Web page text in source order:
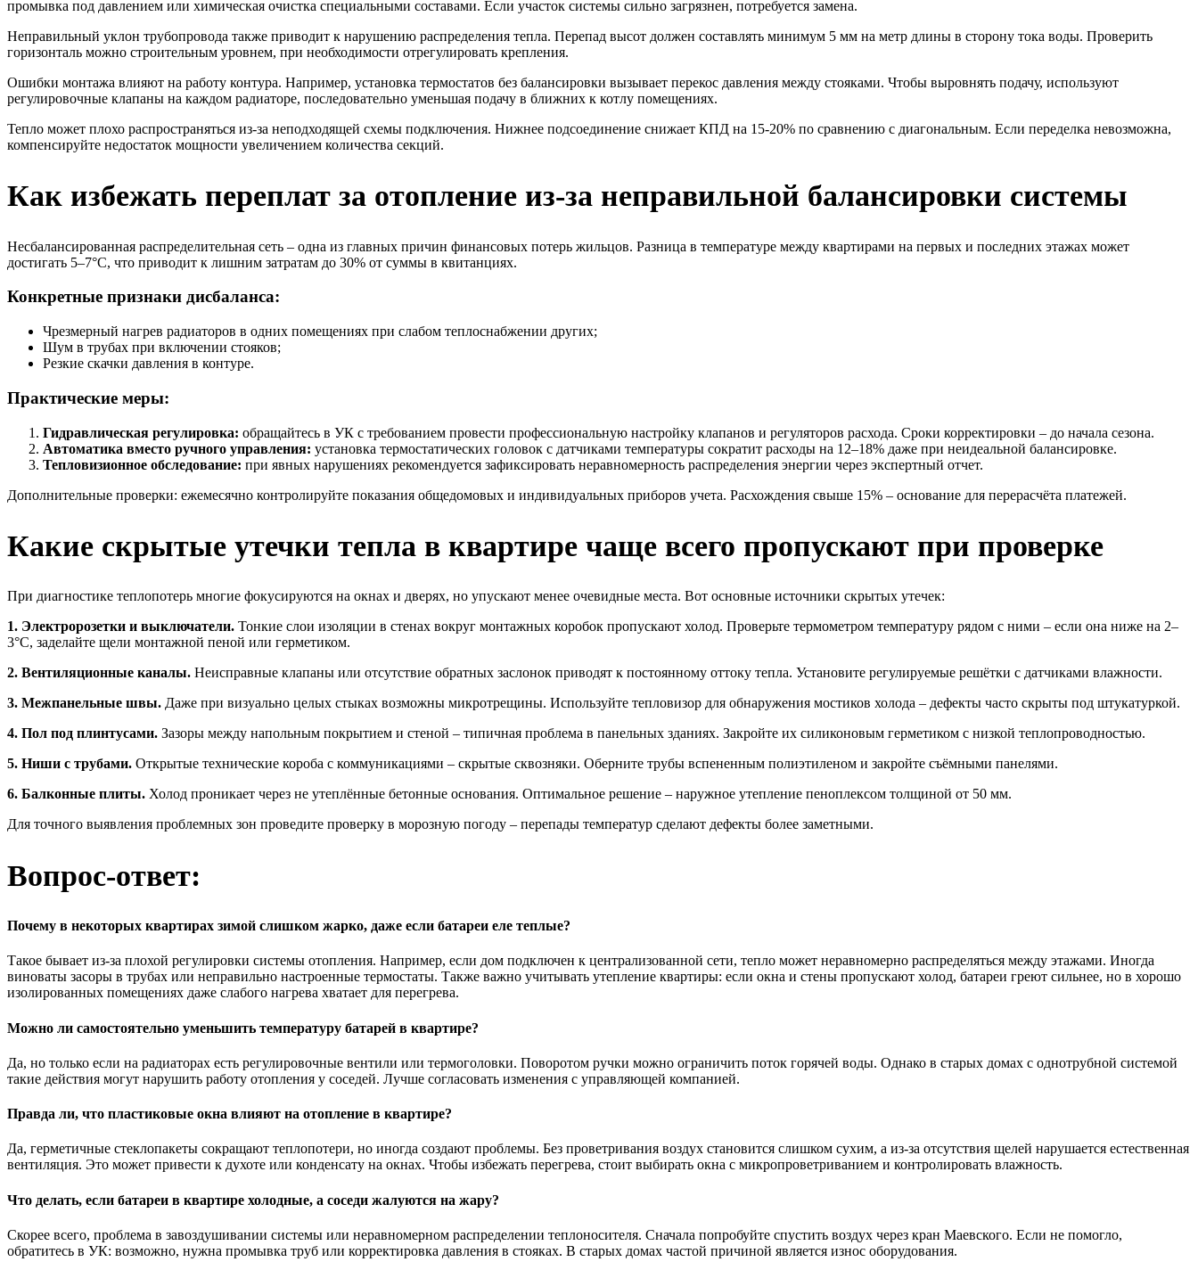
промывка под давлением или химическая очистка специальными составами. Если участок системы сильно загрязнен, потребуется замена.
Неправильный уклон трубопровода также приводит к нарушению распределения тепла. Перепад высот должен составлять минимум 5 мм на метр длины в сторону тока воды. Проверить
горизонталь можно строительным уровнем, при необходимости отрегулировать крепления.
Ошибки монтажа влияют на работу контура. Например, установка термостатов без балансировки вызывает перекос давления между стояками. Чтобы выровнять подачу, используют
регулировочные клапаны на каждом радиаторе, последовательно уменьшая подачу в ближних к котлу помещениях.
Тепло может плохо распространяться из-за неподходящей схемы подключения. Нижнее подсоединение снижает КПД на 15-20% по сравнению с диагональным. Если переделка невозможна,
компенсируйте недостаток мощности увеличением количества секций.
Как избежать переплат за отопление из-за неправильной балансировки системы
Несбалансированная распределительная сеть – одна из главных причин финансовых потерь жильцов. Разница в температуре между квартирами на первых и последних этажах может
достигать 5–7°C, что приводит к лишним затратам до 30% от суммы в квитанциях.
Конкретные признаки дисбаланса:
Чрезмерный нагрев радиаторов в одних помещениях при слабом теплоснабжении других;
Шум в трубах при включении стояков;
Резкие скачки давления в контуре.
Практические меры:
Гидравлическая регулировка: обращайтесь в УК с требованием провести профессиональную настройку клапанов и регуляторов расхода. Сроки корректировки – до начала сезона.
Автоматика вместо ручного управления: установка термостатических головок с датчиками температуры сократит расходы на 12–18% даже при неидеальной балансировке.
Тепловизионное обследование: при явных нарушениях рекомендуется зафиксировать неравномерность распределения энергии через экспертный отчет.
Дополнительные проверки: ежемесячно контролируйте показания общедомовых и индивидуальных приборов учета. Расхождения свыше 15% – основание для перерасчёта платежей.
Какие скрытые утечки тепла в квартире чаще всего пропускают при проверке
При диагностике теплопотерь многие фокусируются на окнах и дверях, но упускают менее очевидные места. Вот основные источники скрытых утечек:
1. Электророзетки и выключатели. Тонкие слои изоляции в стенах вокруг монтажных коробок пропускают холод. Проверьте термометром температуру рядом с ними – если она ниже на 2–
3°C, заделайте щели монтажной пеной или герметиком.
2. Вентиляционные каналы. Неисправные клапаны или отсутствие обратных заслонок приводят к постоянному оттоку тепла. Установите регулируемые решётки с датчиками влажности.
3. Межпанельные швы. Даже при визуально целых стыках возможны микротрещины. Используйте тепловизор для обнаружения мостиков холода – дефекты часто скрыты под штукатуркой.
4. Пол под плинтусами. Зазоры между напольным покрытием и стеной – типичная проблема в панельных зданиях. Закройте их силиконовым герметиком с низкой теплопроводностью.
5. Ниши с трубами. Открытые технические короба с коммуникациями – скрытые сквозняки. Оберните трубы вспененным полиэтиленом и закройте съёмными панелями.
6. Балконные плиты. Холод проникает через не утеплённые бетонные основания. Оптимальное решение – наружное утепление пеноплексом толщиной от 50 мм.
Для точного выявления проблемных зон проведите проверку в морозную погоду – перепады температур сделают дефекты более заметными.
Вопрос-ответ:
Почему в некоторых квартирах зимой слишком жарко, даже если батареи еле теплые?
Такое бывает из-за плохой регулировки системы отопления. Например, если дом подключен к централизованной сети, тепло может неравномерно распределяться между этажами. Иногда
виноваты засоры в трубах или неправильно настроенные термостаты. Также важно учитывать утепление квартиры: если окна и стены пропускают холод, батареи греют сильнее, но в хорошо
изолированных помещениях даже слабого нагрева хватает для перегрева.
Можно ли самостоятельно уменьшить температуру батарей в квартире?
Да, но только если на радиаторах есть регулировочные вентили или термоголовки. Поворотом ручки можно ограничить поток горячей воды. Однако в старых домах с однотрубной системой
такие действия могут нарушить работу отопления у соседей. Лучше согласовать изменения с управляющей компанией.
Правда ли, что пластиковые окна влияют на отопление в квартире?
Да, герметичные стеклопакеты сокращают теплопотери, но иногда создают проблемы. Без проветривания воздух становится слишком сухим, а из-за отсутствия щелей нарушается естественная
вентиляция. Это может привести к духоте или конденсату на окнах. Чтобы избежать перегрева, стоит выбирать окна с микропроветриванием и контролировать влажность.
Что делать, если батареи в квартире холодные, а соседи жалуются на жару?
Скорее всего, проблема в завоздушивании системы или неравномерном распределении теплоносителя. Сначала попробуйте спустить воздух через кран Маевского. Если не помогло,
обратитесь в УК: возможно, нужна промывка труб или корректировка давления в стояках. В старых домах частой причиной является износ оборудования.